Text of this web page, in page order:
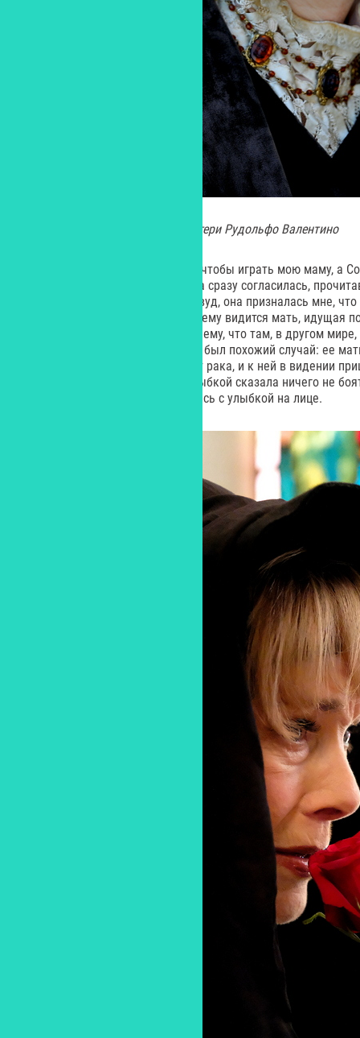
Изабелла Росселлини в роли матери Рудольфо Валентино
Беллучи была слишком молода, чтобы играть мою маму, а
на двух фильмах, а вот Изабелла сразу согласилась,
Прилетев из Нью-Йорка в Голливуд, она призналась мне,
сцена, где Валентино умирает и ему видится мать, идущая
слов, одним взглядом «говорит» ему, что там, в другом
Оказывается, у самой Изабеллы был похожий случай: ее
Бергман, мучительно умирала от рака, и к ней в видении
почти не помнила, и с теплой улыбкой сказала ничего не
Ингрид Бергман мирно скончалась с улыбкой на лице.